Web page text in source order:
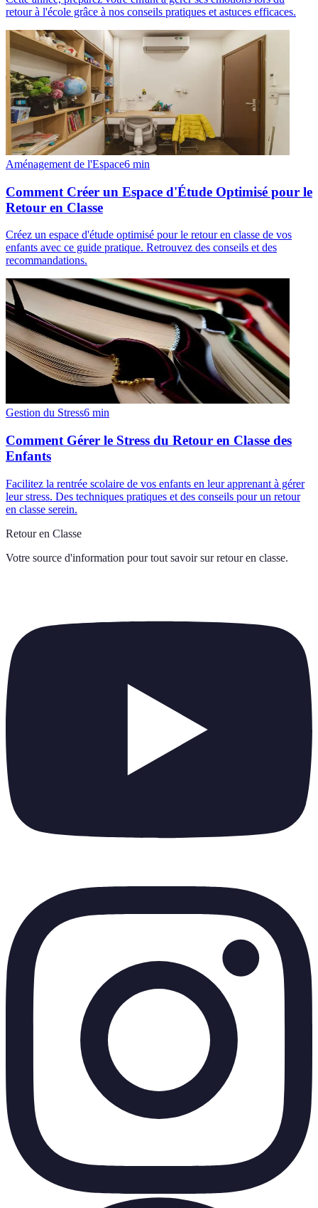
retour à l'école grâce à nos conseils pratiques et astuces efficaces.
Aménagement de l'Espace6 min
Comment Créer un Espace d'Étude Optimisé pour le
Retour en Classe
Créez un espace d'étude optimisé pour le retour en classe de vos
enfants avec ce guide pratique. Retrouvez des conseils et des
recommandations.
Gestion du Stress6 min
Comment Gérer le Stress du Retour en Classe des
Enfants
Facilitez la rentrée scolaire de vos enfants en leur apprenant à gérer
leur stress. Des techniques pratiques et des conseils pour un retour
en classe serein.
Retour en Classe
Votre source d'information pour tout savoir sur retour en classe.